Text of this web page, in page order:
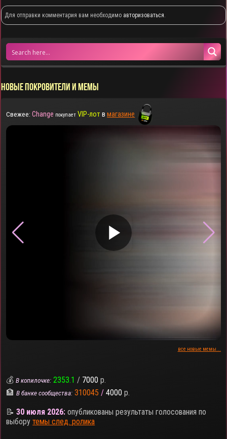
Для отправки комментария вам необходимо авторизоваться.
НОВЫЕ ПОКРОВИТЕЛИ И МЕМЫ
Свежее: Change покупает VIP-лотвмагазине
▶
все новые мемы...
💰В копилочке: 2353.1 / 7000 р.
🏦В банке сообщества: 310045 / 4000 р.
📝30 июля 2026: опубликованы результаты голосования по
выборутемы след. ролика